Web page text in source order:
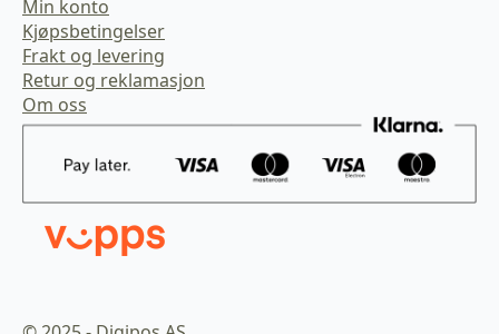
Min konto
Kjøpsbetingelser
Frakt og levering
Retur og reklamasjon
Om oss